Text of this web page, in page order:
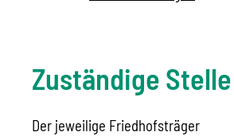
Zuständige Stelle
Der jeweilige Friedhofsträger